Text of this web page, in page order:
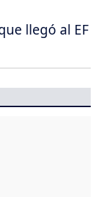
llegó al EF